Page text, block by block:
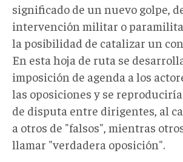
significado de un nuevo golpe,
intervención militar o
la posibilidad de catalizar un
En esta hoja de ruta se
imposición de agenda a los
las oposiciones y se
de disputa entre dirigentes, al
a otros de "falsos", mientras
llamar "verdadera oposición".